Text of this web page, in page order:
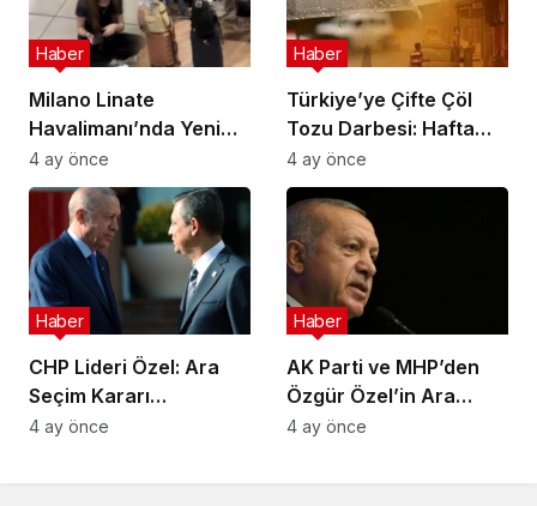
Milano Linate
Havalimanı’nda Yeni
Sınır Kontrol Sistemi
Aksaklıklara Yol Açtı
Haber
4 ay önce
Türkiye’ye Çifte Çöl
Tozu Darbesi: Hafta
Sonu Çamur Yağacak!
Haber
4 ay önce
CHP Lideri Özel: Ara
Seçim Kararı
Yürütmenin Değil
Haber
4 ay önce
AK Parti ve MHP’den
Özgür Özel’in Ara
Seçim Çağrısına Ret
Haber
4 ay önce